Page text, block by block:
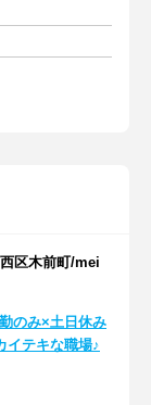
区木前町/mei
のみ×土日休み
テキな職場♪